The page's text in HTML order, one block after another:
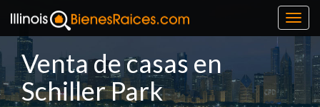
Venta de casas en
Schiller Park